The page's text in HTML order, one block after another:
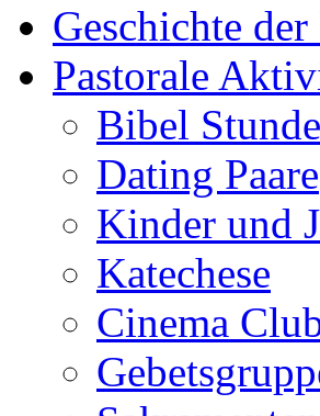
Geschichte
Pastorale
Bibel Stunde
Dating Paare
Kinder und
Katechese
Cinema